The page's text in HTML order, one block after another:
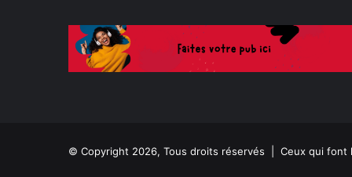
© Copyright 2026, Tous droits réservés | Ceux qui font